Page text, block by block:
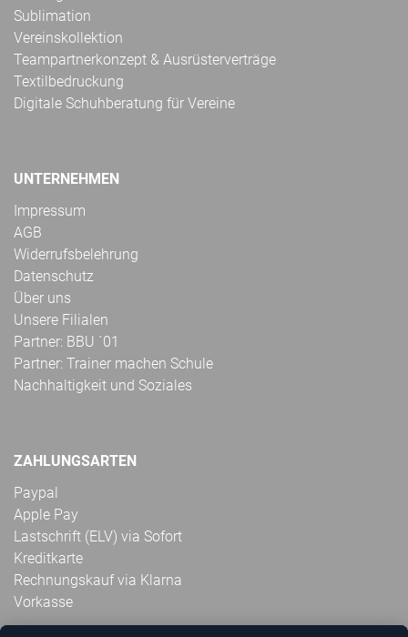
Sublimation
Vereinskollektion
Teampartnerkonzept & Ausrüsterverträge
Textilbedruckung
Digitale Schuhberatung für Vereine
UNTERNEHMEN
Impressum
AGB
Widerrufsbelehrung
Datenschutz
Über uns
Unsere Filialen
Partner: BBU ´01
Partner: Trainer machen Schule
Nachhaltigkeit und Soziales
ZAHLUNGSARTEN
Paypal
Apple Pay
Lastschrift (ELV) via Sofort
Kreditkarte
Rechnungskauf via Klarna
Vorkasse